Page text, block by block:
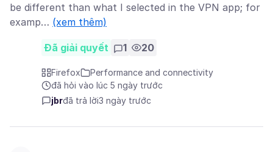
be different than what I selected in the VPN app; for
examp… (xem thêm)
Đã giải quyết 1 20
Firefox
Performance and connectivity
đã hỏi vào lúc 5 ngày trước
jbrđã trả lời3 ngày trước